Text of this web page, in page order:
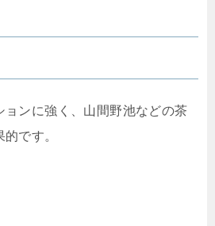
ョンに強く、山間野池などの茶
です。